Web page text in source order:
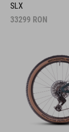
SLX
33299 RON